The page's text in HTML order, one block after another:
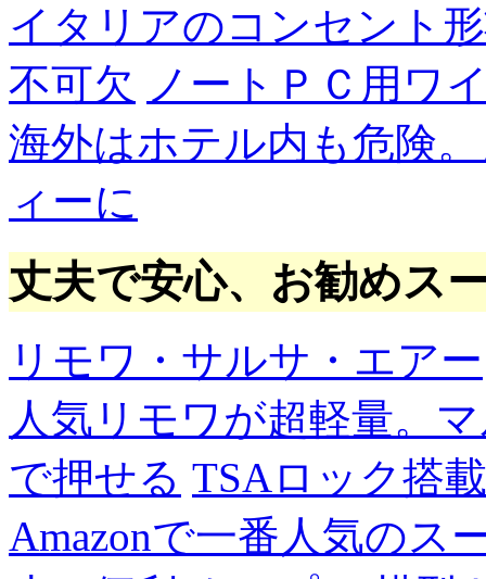
イタリアのコンセント
不可欠 ノートＰＣ用ワ
海外はホテル内も危険
ィーに
丈夫で安心、お勧めス
リモワ・サルサ・エアー
人気リモワが超軽量。
で押せる TSAロック搭
Amazonで一番人気のス